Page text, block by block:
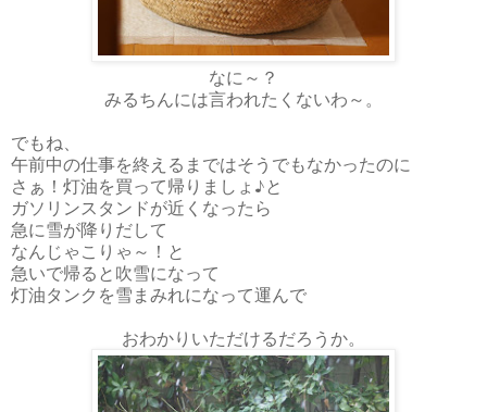
なに～？
みるちんには言われたくないわ～。
でもね、
午前中の仕事を終えるまではそうでもなかったのに
さぁ！灯油を買って帰りましょ♪と
ガソリンスタンドが近くなったら
急に雪が降りだして
なんじゃこりゃ～！と
急いで帰ると吹雪になって
灯油タンクを雪まみれになって運んで
おわかりいただけるだろうか。